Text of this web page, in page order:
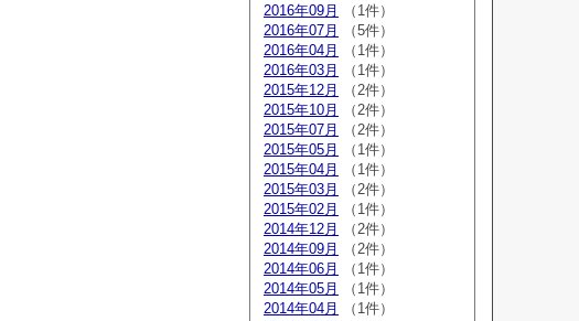
2016年09月
（1件）
2016年07月
（5件）
2016年04月
（1件）
2016年03月
（1件）
2015年12月
（2件）
2015年10月
（2件）
2015年07月
（2件）
2015年05月
（1件）
2015年04月
（1件）
2015年03月
（2件）
2015年02月
（1件）
2014年12月
（2件）
2014年09月
（2件）
2014年06月
（1件）
2014年05月
（1件）
2014年04月
（1件）